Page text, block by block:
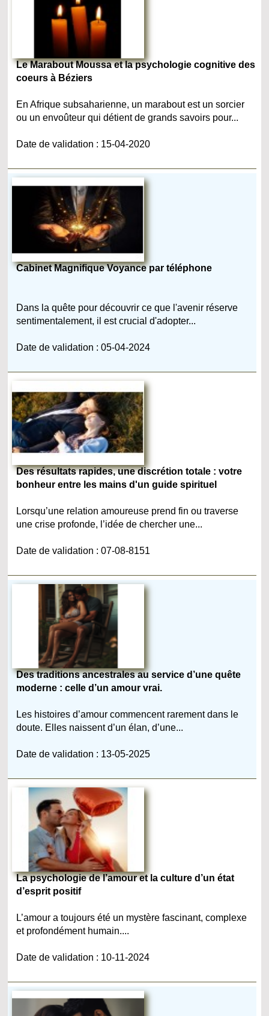
Le Marabout Moussa et la psychologie cognitive des
coeurs à Béziers
En Afrique subsaharienne, un marabout est un sorcier
ou un envoûteur qui détient de grands savoirs pour...
Date de validation : 15-04-2020
Cabinet Magnifique Voyance par téléphone
Dans la quête pour découvrir ce que l'avenir réserve
sentimentalement, il est crucial d'adopter...
Date de validation : 05-04-2024
Des résultats rapides, une discrétion totale : votre
bonheur entre les mains d'un guide spirituel
Lorsqu’une relation amoureuse prend fin ou traverse
une crise profonde, l’idée de chercher une...
Date de validation : 07-08-8151
Des traditions ancestrales au service d’une quête
moderne : celle d’un amour vrai.
Les histoires d’amour commencent rarement dans le
doute. Elles naissent d’un élan, d’une...
Date de validation : 13-05-2025
La psychologie de l’amour et la culture d’un état
d’esprit positif
L’amour a toujours été un mystère fascinant, complexe
et profondément humain....
Date de validation : 10-11-2024